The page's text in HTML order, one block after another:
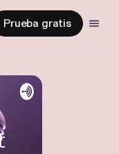
Prueba gratis